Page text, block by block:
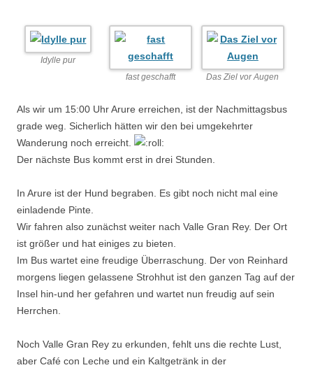
Idylle pur
fast geschafft
Das Ziel vor Augen
Als wir um 15:00 Uhr Arure erreichen, ist der Nachmittagsbus
grade weg. Sicherlich hätten wir den bei umgekehrter
Wanderung noch erreicht.
Der nächste Bus kommt erst in drei Stunden.
In Arure ist der Hund begraben. Es gibt noch nicht mal eine
einladende Pinte.
Wir fahren also zunächst weiter nach Valle Gran Rey. Der Ort
ist größer und hat einiges zu bieten.
Im Bus wartet eine freudige Überraschung. Der von Reinhard
morgens liegen gelassene Strohhut ist den ganzen Tag auf der
Insel hin-und her gefahren und wartet nun freudig auf sein
Herrchen.
Noch Valle Gran Rey zu erkunden, fehlt uns die rechte Lust,
aber Café con Leche und ein Kaltgetränk in der